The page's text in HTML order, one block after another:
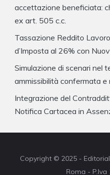
accettazione beneficiata:
ex art. 505 c.c.
Tassazione Reddito
d’Imposta al 26% con
Simulazione di scenari nel
ammissibilità confermata
Integrazione del
Notifica Cartacea in
Copyright © 2025 -
Roma - P.Iva